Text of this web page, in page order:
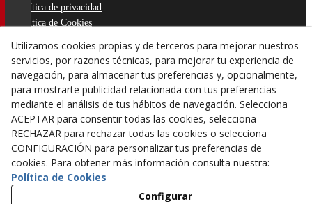
Política de privacidad
Política de Cookies
Derecho de desistimiento
Utilizamos cookies propias y de terceros para mejorar nuestros
servicios, por razones técnicas, para mejorar tu experiencia de
navegación, para almacenar tus preferencias y, opcionalmente,
para mostrarte publicidad relacionada con tus preferencias
mediante el análisis de tus hábitos de navegación. Selecciona
ACEPTAR para consentir todas las cookies, selecciona
RECHAZAR para rechazar todas las cookies o selecciona
CONFIGURACIÓN para personalizar tus preferencias de
cookies. Para obtener más información consulta nuestra:
Política de Cookies
Configurar